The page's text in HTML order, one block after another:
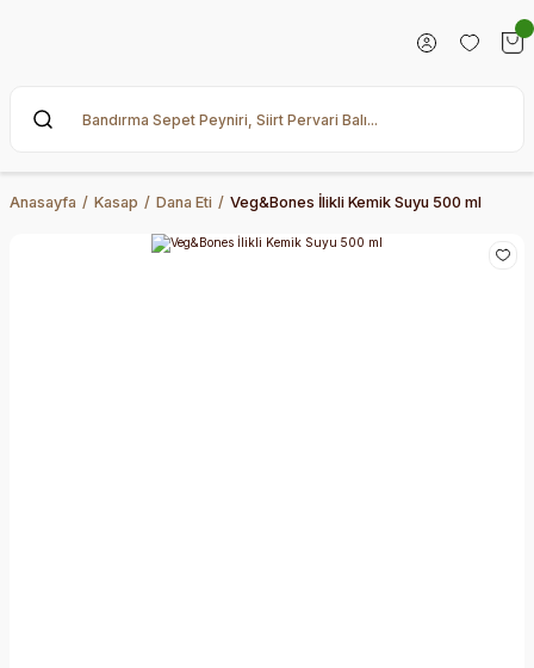
Anasayfa Kasap Dana Eti Veg&Bones İlikli Kemik Suyu 500 ml